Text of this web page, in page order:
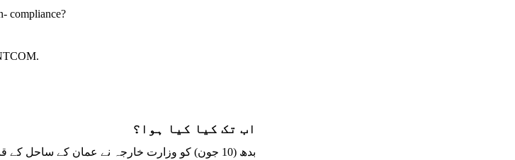
compliance?
اب تک کیا کیا ہوا؟
بدھ (10 جون) کو وزارت خارجہ نے عمان کے ساحل کے قریب موجود تجارتی جہاز ایم ٹی سیٹیبیلو کے بارے میں ایک مختصر سابیان جاری کیا تھا۔